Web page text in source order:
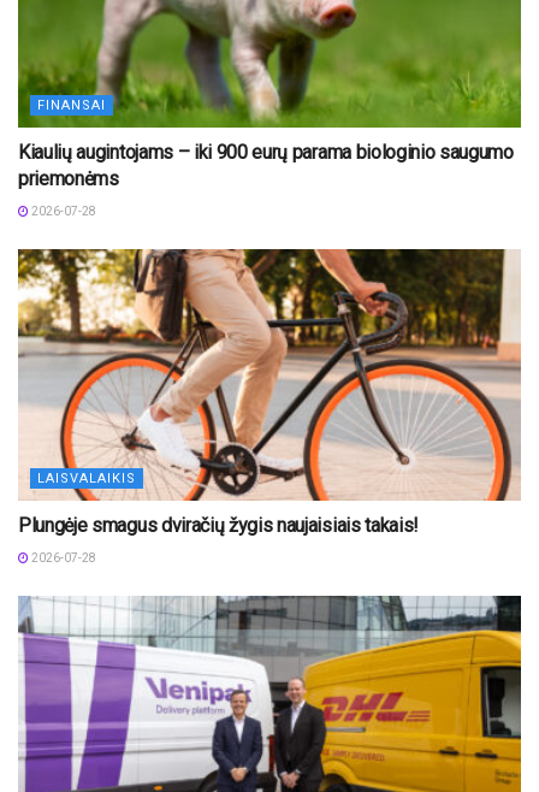
FINANSAI
Kiaulių augintojams – iki 900 eurų parama biologinio saugumo
priemonėms
2026-07-28
LAISVALAIKIS
Plungėje smagus dviračių žygis naujaisiais takais!
2026-07-28